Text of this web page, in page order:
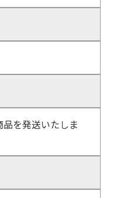
品を発送いたしま